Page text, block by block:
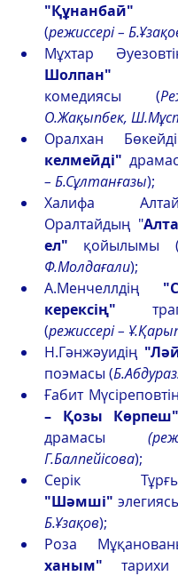
"Құнанбай"
(режиссері –
Мұхтар
Шолпан"
комедиясы (
О.Жақыпбек,
Оралхан
келмейді"
– Б.Сұлтанғазы);
Халифа
Оралтайдың "
ел" қойылымы (
Ф.Молдағали);
А.Менчеллдің
керексің"
(режиссері –
Н.Гәнжәуидің
поэмасы (
Ғабит
– Қозы
драмасы
Г.Балпейісова);
"Шәмші"
Б.Ұзақов);
Роза
ханым"